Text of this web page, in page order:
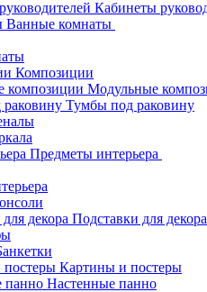
Кабинеты
Ванные комнаты
Композиции
Модульные
Тумбы под раковину
Предметы интерьера
Подставки для декора
Картины и постеры
Настенные панно